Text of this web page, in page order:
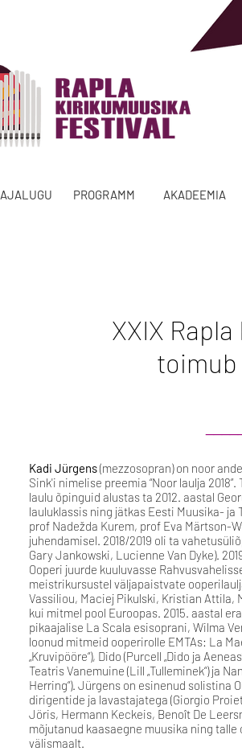
AJALUGU PROGRAMM AKADEEMIA
XXIX
toimub
Kadi Jürgens(mezzosopran) on noor
Sink'i nimelise preemia “Noor laulja
laulu õpinguid alustas ta 2012. aastal
lauluklassis ning jätkas Eesti Muusika- ja
prof Nadežda Kurem, prof Eva Märtson-
juhendamisel. 2018/2019 oli ta
Gary Jankowski, Lucienne Van Dyke).
Ooperi juurde kuuluvasse
meistrikursustel väljapaistvate
Vassiliou, Maciej Pikulski, Kristian Attila,
kui mitmel pool Euroopas. 2015. aastal
pikaajalise La Scala esisoprani, Wilma
loonud mitmeid ooperirolle EMTAs: La
„Kruvipööre“), Dido (Purcell „Dido ja
Teatris Vanemuine (Lill „Tulleminek“) ja
Herring“). Jürgens on esinenud solistina
dirigentide ja lavastajatega (Giorgio
Jöris, Hermann Keckeis, Benoît De
mõjutanud kaasaegne muusika ning
välismaalt.